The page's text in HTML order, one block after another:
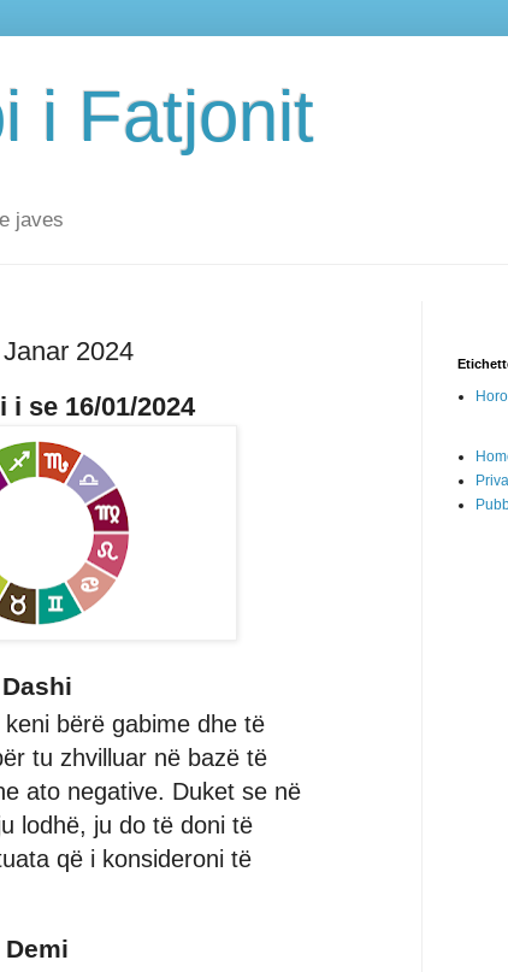
i Fatjonit
javes
2024
i se 16/01/2024
Dashi
bërë gabime dhe të
tu zhvilluar në bazë të
ato negative. Duket se në
lodhë, ju do të doni të
që i konsideroni të
Demi